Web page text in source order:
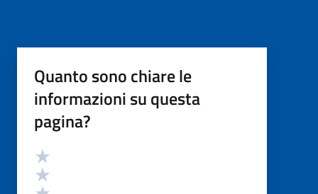
Quanto sono chiare le
informazioni su questa
pagina?
Valutazione